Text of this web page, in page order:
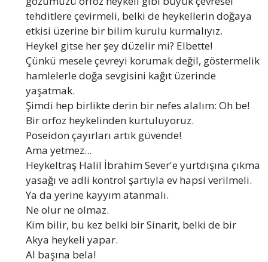
tehditlere çevirmeli, belki de heykellerin doğaya
etkisi üzerine bir bilim kurulu kurmalıyız.
Heykel gitse her şey düzelir mi? Elbette!
Çünkü mesele çevreyi korumak değil, göstermelik
hamlelerle doğa sevgisini kağıt üzerinde
yaşatmak.
Şimdi hep birlikte derin bir nefes alalım: Oh be!
Bir orfoz heykelinden kurtuluyoruz.
Poseidon çayırları artık güvende!
Ama yetmez...
Heykeltraş Halil İbrahim Sever'e yurtdışına çıkma
yasağı ve adli kontrol şartıyla ev hapsi verilmeli.
Ya da yerine kayyım atanmalı.
Ne olur ne olmaz.
Kim bilir, bu kez belki bir Sinarit, belki de bir
Akya heykeli yapar.
Al başına bela!